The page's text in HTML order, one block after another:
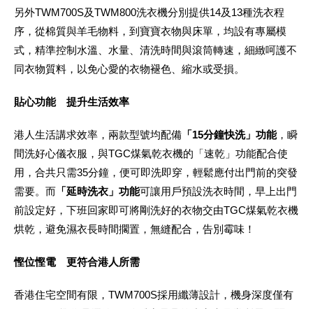
另外TWM700S及TWM800洗衣機分別提供14及13種洗衣程
序，從棉質與羊毛物料，到寶寶衣物與床單，均設有專屬模
式，精準控制水溫、水量、清洗時間與滾筒轉速，細緻呵護不
同衣物質料，以免心愛的衣物褪色、縮水或受損。
貼心功能 提升生活效率
港人生活講求效率，兩款型號均配備 「15分鐘快洗」功能，瞬
間洗好心儀衣服，與TGC煤氣乾衣機的「速乾」功能配合使
用，合共只需35分鐘，便可即洗即穿，輕鬆應付出門前的突發
需要。而 「延時洗衣」功能可讓用戶預設洗衣時間，早上出門
前設定好，下班回家即可將剛洗好的衣物交由TGC煤氣乾衣機
烘乾，避免濕衣長時間擱置，無縫配合，告別霉味！
慳位慳電 更符合港人所需
香港住宅空間有限，TWM700S採用纖薄設計，機身深度僅有